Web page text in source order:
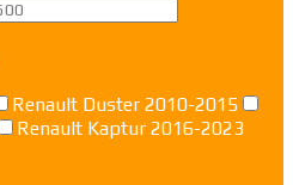
Renault Duster 2010-2015
Renault Kaptur 2016-2023